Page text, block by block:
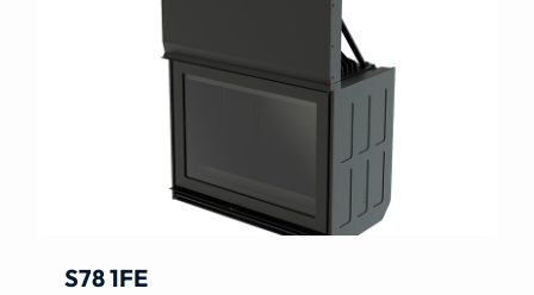
S78 1FE